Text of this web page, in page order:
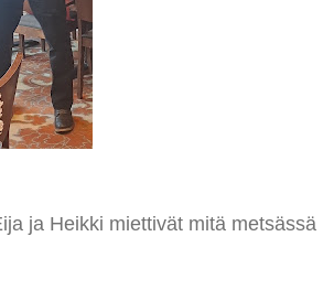
ja Heikki miettivät mitä metsässä